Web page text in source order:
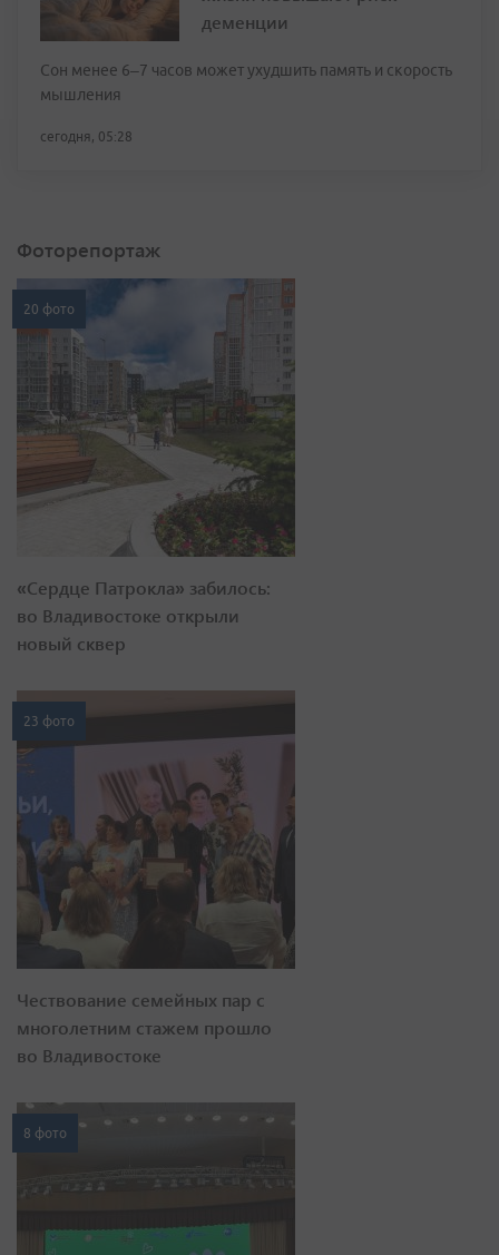
деменции
Сон менее 6–7 часов может ухудшить память и скорость
мышления
сегодня, 05:28
Фоторепортаж
20 фото
«Сердце Патрокла» забилось:
во Владивостоке открыли
новый сквер
23 фото
Чествование семейных пар с
многолетним стажем прошло
во Владивостоке
8 фото